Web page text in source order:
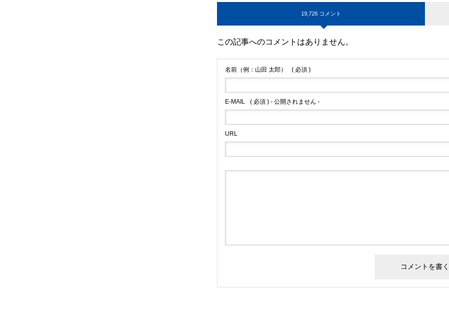
19,726 コメント
この記事へのコメントはありません。
名前（例：山田 太郎） ( 必須 )
E-MAIL ( 必須 ) - 公開されません -
URL